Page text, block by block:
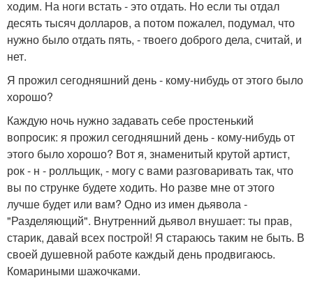
ходим. На ноги встать - это отдать. Но если ты отдал
десять тысяч долларов, а потом пожалел, подумал, что
нужно было отдать пять, - твоего доброго дела, считай, и
нет.
Я прожил сегодняшний день - кому-нибудь от этого было
хорошо?
Каждую ночь нужно задавать себе простенький
вопросик: я прожил сегодняшний день - кому-нибудь от
этого было хорошо? Вот я, знаменитый крутой артист,
рок - н - ролльщик, - могу с вами разговаривать так, что
вы по струнке будете ходить. Но разве мне от этого
лучше будет или вам? Одно из имен дьявола -
"Разделяющий". Внутренний дьявол внушает: ты прав,
старик, давай всех построй! Я стараюсь таким не быть. В
своей душевной работе каждый день продвигаюсь.
Комариными шажочками.